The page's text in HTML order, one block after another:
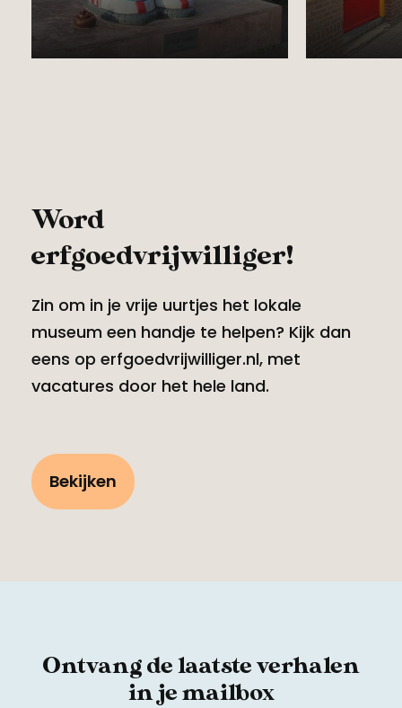
28 februari 2023 07 juni
Word
erfgoedvrijwilliger!
Zin om in je vrije uurtjes het lokale
museum een handje te helpen? Kijk dan
eens op erfgoedvrijwilliger.nl, met
vacatures door het hele land.
Bekijken
Ontvang de laatste verhalen
in je mailbox